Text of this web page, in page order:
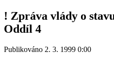
! Zpráva vlády o
Oddíl 4
Publikováno 2. 3. 1999 0:00